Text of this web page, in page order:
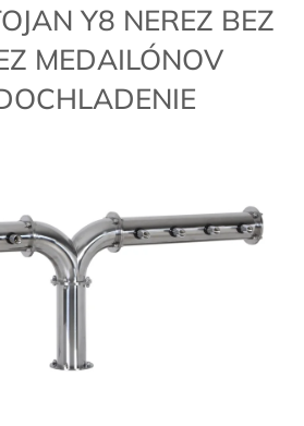
Y8 NEREZ BEZ
MEDAILÓNOV